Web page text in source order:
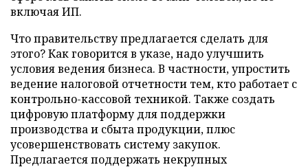
включая ИП.
Что правительству предлагается сделать для
этого? Как говорится в указе, надо улучшить
условия ведения бизнеса. В частности, упростить
ведение налоговой отчетности тем, кто работает с
контрольно-кассовой техникой. Также создать
цифровую платформу для поддержки
производства и сбыта продукции, плюс
усовершенствовать систему закупок.
Предлагается поддержать некрупных